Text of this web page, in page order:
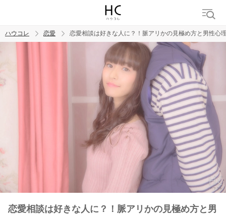
ハウコレ 恋愛 恋愛相談は好きな人に？！脈アリかの見極め方と男性心
恋愛相談は好きな人に？！脈アリかの見極め方と男